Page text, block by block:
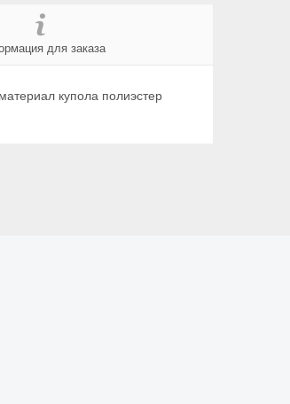
для заказа
купола полиэстер